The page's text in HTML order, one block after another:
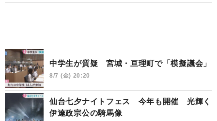
中学生が質疑 宮城・亘理町で「模擬議会」
8/7 (金) 20:20
仙台七夕ナイトフェス 今年も開催 光輝く
伊達政宗公の騎馬像